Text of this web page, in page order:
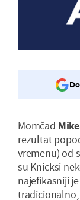
Momčad
rezultat
vremenu) od
su Knicksi
najefikasniji